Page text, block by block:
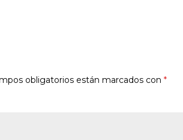
obligatorios están marcados con *